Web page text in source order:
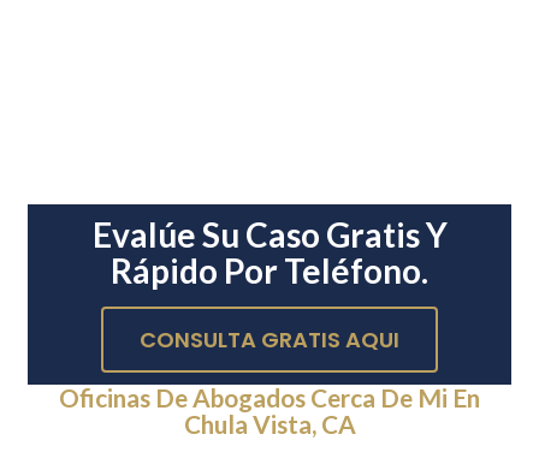
Evalúe Su Caso Gratis Y
Rápido Por Teléfono.
CONSULTA GRATIS AQUI
Oficinas De Abogados Cerca De Mi En
Chula Vista, CA